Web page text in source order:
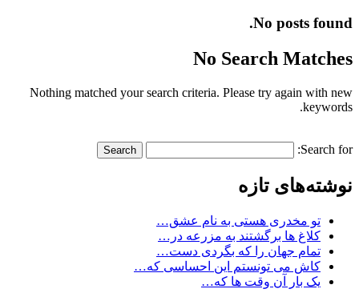
No posts found.
No Search Matches
Nothing matched your search criteria. Please try again with new
keywords.
Search for:
نوشته‌های تازه
تو مخدری هستی به نام عشق…
کلاغ ها برگشتند به مزرعه در…
تمام جهان را که بگردی دست…
کاش می تونستم این احساسی که…
یک بار آن وقت ها که…